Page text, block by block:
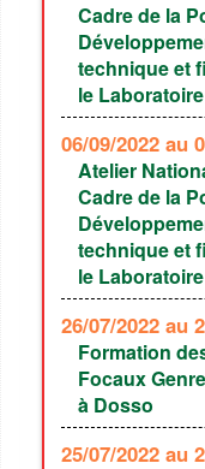
Cadre de la
technique et
le
06/09/2022 au
Atelier
Cadre de la
technique et
le
26/07/2022 au
Formation
Focaux
à Dosso
25/07/2022 au